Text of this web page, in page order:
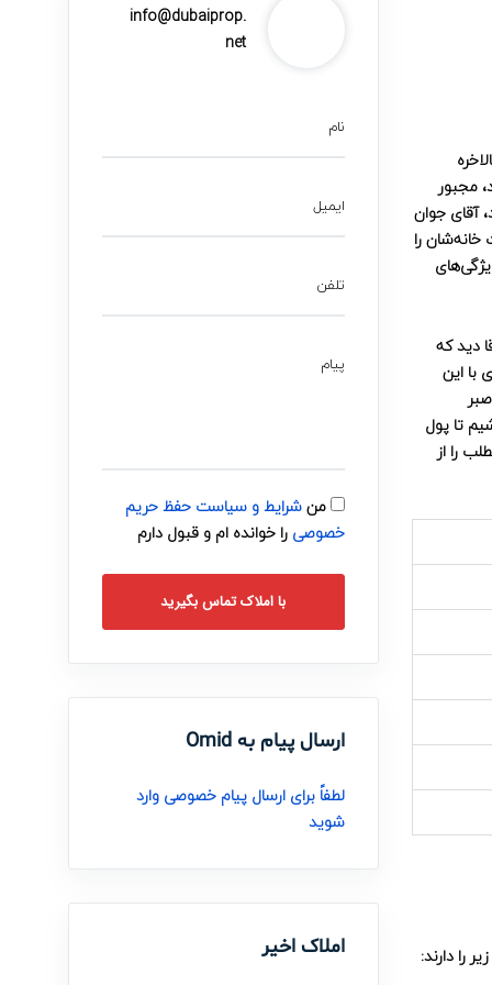
مجبور
موضوع را فهمیدند، آقای جوان
را
دادم، آن آقا دید که
با این
تا پول
را از
را دارند:
info@dubaiprop.
net
نام
ایمیل
تلفن
پیام
منشرایط و سیاست حفظ حریم
خصوصی را خوانده ام و قبول دارم
با املاک تماس بگیرید
ارسال پیام به Omid
لطفاً برای ارسال پیام خصوصی وارد
شوید
املاک اخیر